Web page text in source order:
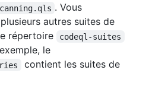
. Vous
autres suites de
répertoire
codeql-suites
le
contient les suites de